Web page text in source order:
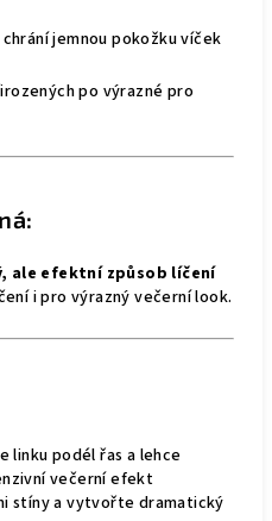
jemnou pokožku víček
po výrazné pro
ale efektní způsob líčení
i pro výrazný večerní look.
linku podél řas a lehce
večerní efekt
stíny a vytvořte dramatický